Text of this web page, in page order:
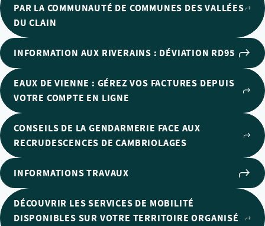
PAR LA COMMUNAUTÉ DE COMMUNES DES VALLÉES
DU CLAIN
INFORMATION AUX RIVERAINS : DÉVIATION RD95
EAUX DE VIENNE : GÉREZ VOS FACTURES DEPUIS
VOTRE COMPTE EN LIGNE
CONSEILS DE LA GENDARMERIE FACE AUX
RECRUDESCENCES DE CAMBRIOLAGES
INFORMATIONS TRAVAUX
DÉCOUVRIR LES SERVICES DE MOBILITÉ
DISPONIBLES SUR VOTRE TERRITOIRE ORGANISÉ